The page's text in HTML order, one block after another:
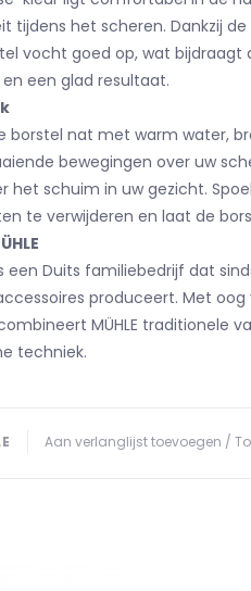
tijdens het scheren. Dankzij
vocht goed op, wat bijdraagt
een glad resultaat.
borstel nat met warm water,
bewegingen over uw
het schuim in uw gezicht.
te verwijderen en laat de
een Duits familiebedrijf dat
produceert. Met oog
MÜHLE traditionele
techniek.
Aan verlanglijst toevoegen /